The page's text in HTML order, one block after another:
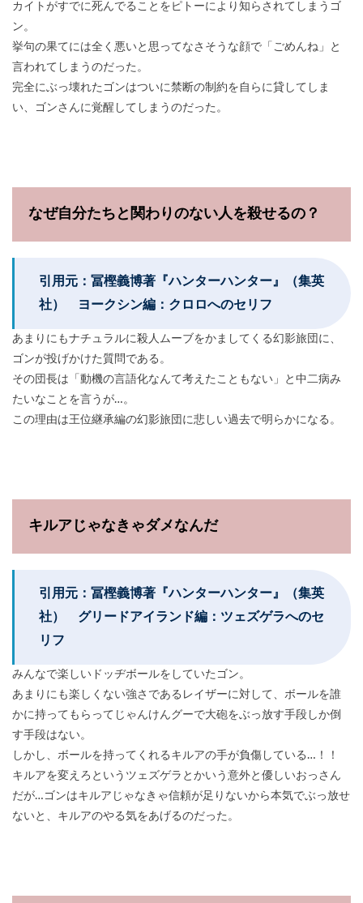
カイトがすでに死んでることをピトーにより知らされてしまうゴ
ン。
挙句の果てには全く悪いと思ってなさそうな顔で「ごめんね」と
言われてしまうのだった。
完全にぶっ壊れたゴンはついに禁断の制約を自らに貸してしま
い、ゴンさんに覚醒してしまうのだった。
なぜ自分たちと関わりのない人を殺せるの？
引用元：冨樫義博著『ハンターハンター』（集英
社） ヨークシン編：クロロへのセリフ
あまりにもナチュラルに殺人ムーブをかましてくる幻影旅団に、
ゴンが投げかけた質問である。
その団長は「動機の言語化なんて考えたこともない」と中二病み
たいなことを言うが…。
この理由は王位継承編の幻影旅団に悲しい過去で明らかになる。
キルアじゃなきゃダメなんだ
引用元：冨樫義博著『ハンターハンター』（集英
社） グリードアイランド編：ツェズゲラへのセ
リフ
みんなで楽しいドッヂボールをしていたゴン。
あまりにも楽しくない強さであるレイザーに対して、ボールを誰
かに持ってもらってじゃんけんグーで大砲をぶっ放す手段しか倒
す手段はない。
しかし、ボールを持ってくれるキルアの手が負傷している…！！
キルアを変えろというツェズゲラとかいう意外と優しいおっさん
だが…ゴンはキルアじゃなきゃ信頼が足りないから本気でぶっ放せ
ないと、キルアのやる気をあげるのだった。